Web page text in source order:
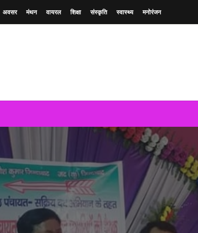
अवसर मंथन वायरल शिक्षा संस्कृति स्वास्थ्य मनोरंजन